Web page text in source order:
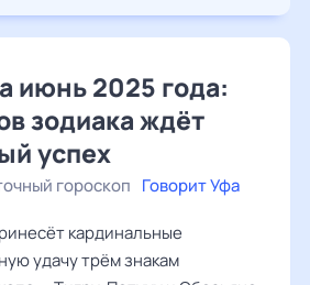
июнь 2025 года:
зодиака ждёт
успех
гороскоп Говорит Уфа
кардинальные
удачу трём знакам